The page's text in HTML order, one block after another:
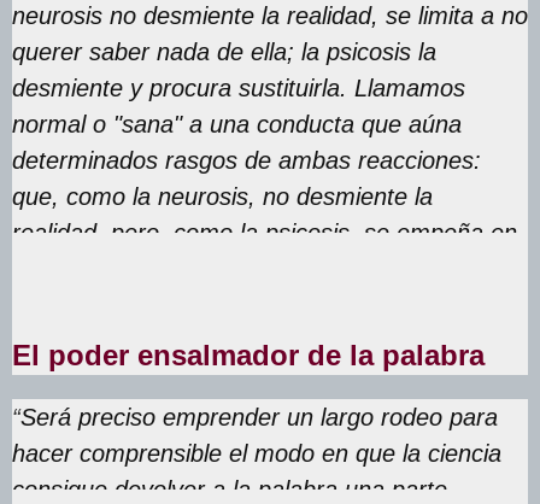
neurosis no desmiente la realidad, se limita a no
querer saber nada de ella; la psicosis la
desmiente y procura sustituirla. Llamamos
normal o "sana" a una conducta que aúna
determinados rasgos de ambas reacciones:
que, como la neurosis, no desmiente la
realidad, pero, como la psicosis, se empeña en
El poder ensalmador de la palabra
“Será preciso emprender un largo rodeo para
hacer comprensible el modo en que la ciencia
consigue devolver a la palabra una parte,